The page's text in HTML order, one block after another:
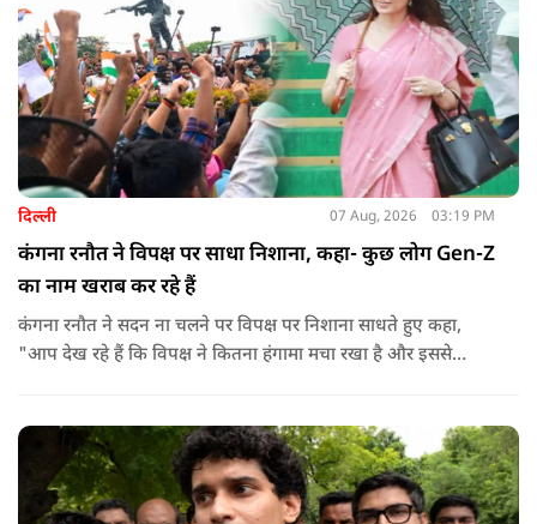
दिल्ली 07 Aug, 2026 03:19 PM
कंगना रनौत ने विपक्ष पर साधा निशाना, कहा- कुछ लोग Gen-Z
का नाम खराब कर रहे हैं
कंगना रनौत ने सदन ना चलने पर विपक्ष पर निशाना साधते हुए कहा,
"आप देख रहे हैं कि विपक्ष ने कितना हंगामा मचा रखा है और इससे
देश के सामने साफ हो रही है. और जब हारते हैं, तो रोना रोते हैं."